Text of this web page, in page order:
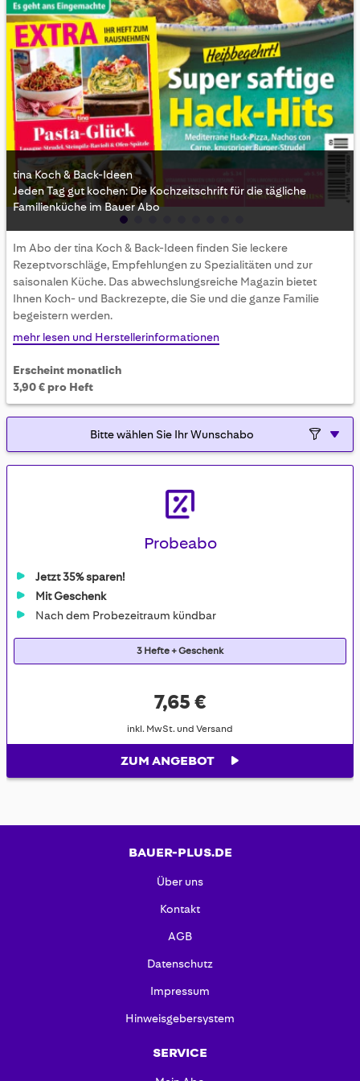
to
the
beginning
of
the
images
tina Koch & Back-Ideen
Jeden Tag gut kochen: Die Kochzeitschrift für die tägliche
Familienküche im Bauer Abo
Im Abo der tina Koch & Back-Ideen finden Sie leckere
Rezeptvorschläge, Empfehlungen zu Spezialitäten und zur
saisonalen Küche. Das abwechslungsreiche Magazin bietet
Ihnen Koch- und Backrezepte, die Sie und die ganze Familie
begeistern werden.
mehr lesen und Herstellerinformationen
Erscheint monatlich
3,90 € pro Heft
Probeabo
Jetzt 35% sparen!
Mit Geschenk
Nach dem Probezeitraum kündbar
3 Hefte + Geschenk
7,65 €
inkl. MwSt. und Versand
ZUM ANGEBOT
BAUER-PLUS.DE
Über uns
Kontakt
AGB
Datenschutz
Impressum
Hinweisgebersystem
SERVICE